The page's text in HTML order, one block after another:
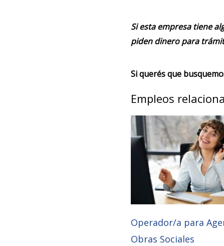
Si esta empresa tiene
piden dinero para
Si querés que
Empleos
Operador/a para
Obras Sociales